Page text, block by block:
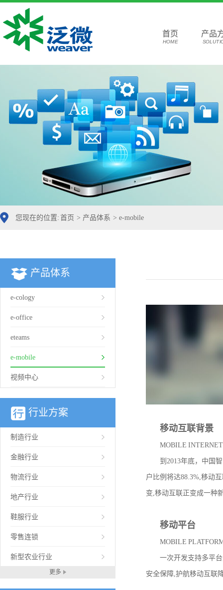
首页
HOME
产品
您现在的位置: 首页 > 产品体系 > e-mobile
产品体系
e-cology
e-office
eteams
e-mobile
视频中心
行业方案
制造行业
金融行业
物流行业
地产行业
鞋服行业
零售连锁
新型农业行业
更多
移动互联背景
MOBILE INTERNET
到2013年底，中国智
户比例将达88.3%,移动
变,移动互联正变成一种
移动平台
MOBILE
一次开发支持多平台
安全保障,护航移动互联